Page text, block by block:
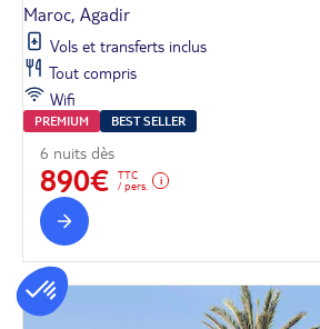
Maroc, Agadir
Vols et transferts inclus
Tout compris
Wifi
PREMIUM BEST SELLER
6 nuits dès
890€
TTC
/ pers.